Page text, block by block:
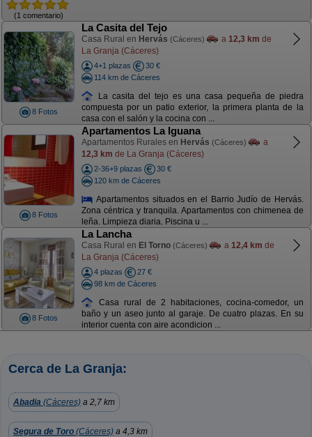
(1 comentario)
8 Fotos
La Casita del Tejo
Casa Rural en Hervás (Cáceres) a 12,3 km de
La Granja (Cáceres)
4+1 plazas
30 €
114 km de Cáceres
La casita del tejo es una casa pequeña de piedra
compuesta por un patio exterior, la primera planta de la
casa con el salón y la cocina con ...
8 Fotos
Apartamentos La Iguana
Apartamentos Rurales en Hervás (Cáceres)
a
12,3 km de La Granja (Cáceres)
2-36+9 plazas
30 €
120 km de Cáceres
Apartamentos situados en el Barrio Judío de Hervás.
Zona céntrica y tranquila. Apartamentos con chimenea de
leña. Limpieza diaria. Piscina u ...
8 Fotos
La Lancha
Casa Rural en El Torno (Cáceres) a 12,4 km de
La Granja (Cáceres)
4 plazas
27 €
98 km de Cáceres
Casa rural de 2 habitaciones, cocina-comedor, un
baño y un aseo junto al garaje. De cuatro plazas. En su
interior cuenta con aire acondicion ...
Cerca de La Granja:
Abadia (Cáceres) a 2,7 km
Segura de Toro (Cáceres) a 4,3 km